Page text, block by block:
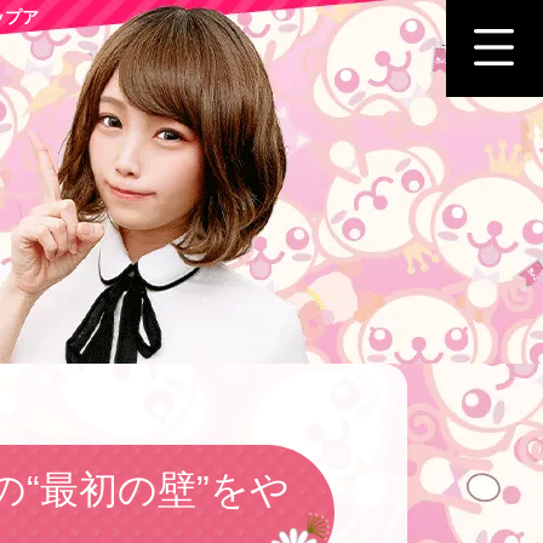
プア
最初の壁”をや